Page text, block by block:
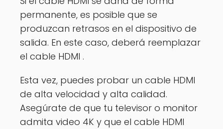
permanente, es posible que se
produzcan retrasos en el dispositivo de
salida. En este caso, deberá reemplazar
el cable HDMI .
Esta vez, puedes probar un cable HDMI
de alta velocidad y alta calidad.
Asegúrate de que tu televisor o monitor
admita video 4K y que el cable HDMI